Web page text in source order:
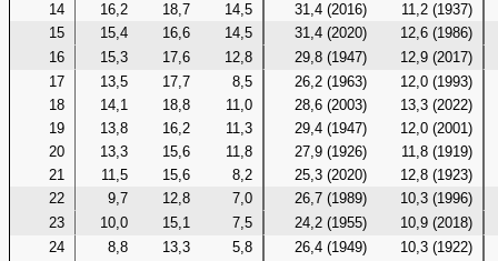
14
16,2 18,7 14,5 31,4 (2016)
11,2 (1937)
15
15,4 16,6 14,5 31,4 (2020)
12,6 (1986)
16
15,3 17,6 12,8 29,8 (1947)
12,9 (2017)
17
13,5 17,7 8,5 26,2 (1963)
12,0 (1993)
18
14,1 18,8 11,0 28,6 (2003)
13,3 (2022)
19
13,8 16,2 11,3 29,4 (1947)
12,0 (2001)
20
13,3 15,6 11,8 27,9 (1926)
11,8 (1919)
21
11,5 15,6 8,2 25,3 (2020)
12,8 (1923)
22
9,7 12,8 7,0 26,7 (1989)
10,3 (1996)
23
10,0 15,1 7,5 24,2 (1955)
10,9 (2018)
24
8,8 13,3 5,8 26,4 (1949)
10,3 (1922)